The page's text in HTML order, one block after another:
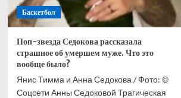
Баскетбол
Поп-звезда Седокова рассказала
страшное об умершем муже. Что это
вообще было?
Янис Тимма и Анна Седокова / Фото: ©
Соцсети Анны Седоковой Трагическая